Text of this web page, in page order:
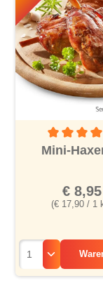
Mini-
(€ 17,90 / 1
€ 8,95